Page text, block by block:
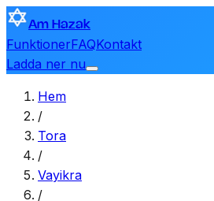
Am Hazak
FunktionerFAQKontakt
Ladda ner nu
Hem
/
Tora
/
Vayikra
/